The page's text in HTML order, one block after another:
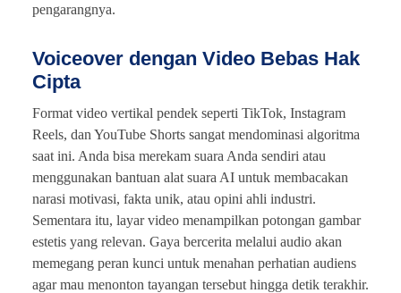
pengarangnya.
Voiceover dengan Video Bebas Hak
Cipta
Format video vertikal pendek seperti TikTok, Instagram
Reels, dan YouTube Shorts sangat mendominasi algoritma
saat ini. Anda bisa merekam suara Anda sendiri atau
menggunakan bantuan alat suara AI untuk membacakan
narasi motivasi, fakta unik, atau opini ahli industri.
Sementara itu, layar video menampilkan potongan gambar
estetis yang relevan. Gaya bercerita melalui audio akan
memegang peran kunci untuk menahan perhatian audiens
agar mau menonton tayangan tersebut hingga detik terakhir.